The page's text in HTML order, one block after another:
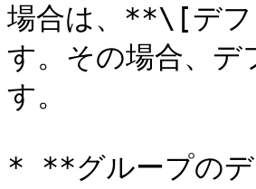
場合は、**\[デフ
す。その場合、デ
す。
* **グループの